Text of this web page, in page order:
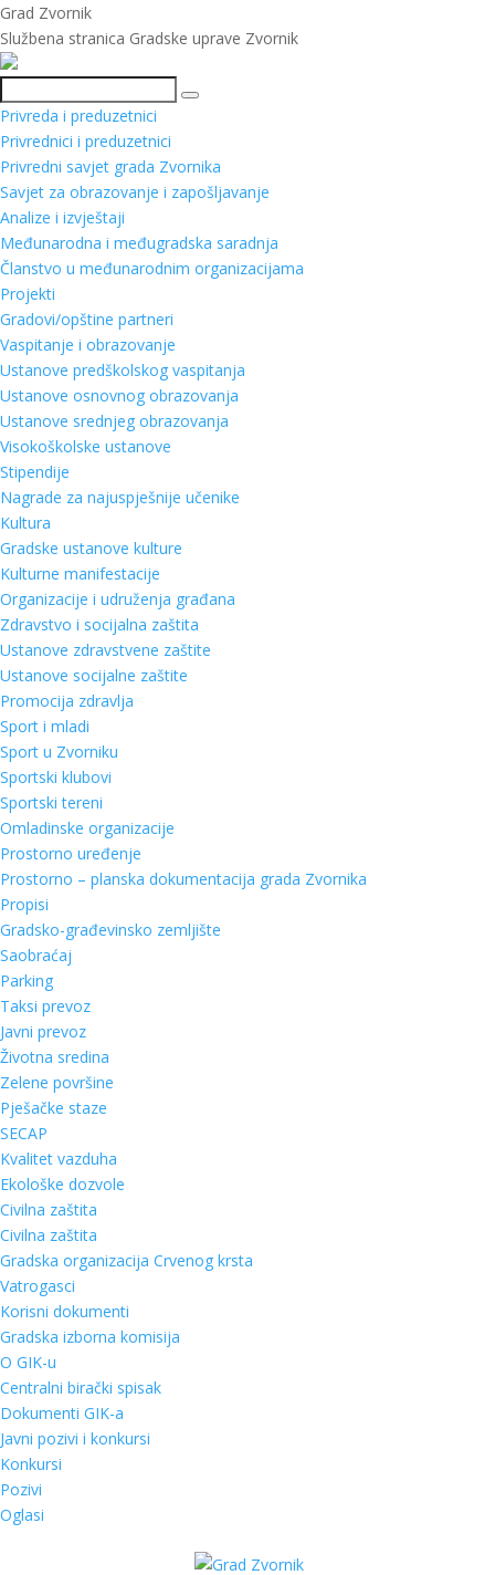
Grad Zvornik
Službena stranica Gradske uprave Zvornik
Pretraga
Privreda i preduzetnici
Privrednici i preduzetnici
Privredni savjet grada Zvornika
Savjet za obrazovanje i zapošljavanje
Analize i izvještaji
Međunarodna i međugradska saradnja
Članstvo u međunarodnim organizacijama
Projekti
Gradovi/opštine partneri
Vaspitanje i obrazovanje
Ustanove predškolskog vaspitanja
Ustanove osnovnog obrazovanja
Ustanove srednjeg obrazovanja
Visokoškolske ustanove
Stipendije
Nagrade za najuspješnije učenike
Kultura
Gradske ustanove kulture
Kulturne manifestacije
Organizacije i udruženja građana
Zdravstvo i socijalna zaštita
Ustanove zdravstvene zaštite
Ustanove socijalne zaštite
Promocija zdravlja
Sport i mladi
Sport u Zvorniku
Sportski klubovi
Sportski tereni
Omladinske organizacije
Prostorno uređenje
Prostorno – planska dokumentacija grada Zvornika
Propisi
Gradsko-građevinsko zemljište
Saobraćaj
Parking
Taksi prevoz
Javni prevoz
Životna sredina
Zelene površine
Pješačke staze
SECAP
Kvalitet vazduha
Ekološke dozvole
Civilna zaštita
Civilna zaštita
Gradska organizacija Crvenog krsta
Vatrogasci
Korisni dokumenti
Gradska izborna komisija
O GIK-u
Centralni birački spisak
Dokumenti GIK-a
Javni pozivi i konkursi
Konkursi
Pozivi
Oglasi